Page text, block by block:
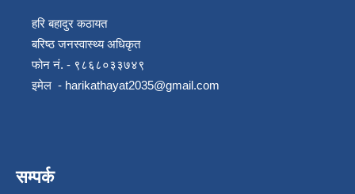
हरि बहादुर कठायत
बरिष्ठ जनस्वास्थ्य अधिकृत
फोन नं. - ९८६८०३३७४९
इमेल - harikathayat2035@gmail.com
सम्पर्क